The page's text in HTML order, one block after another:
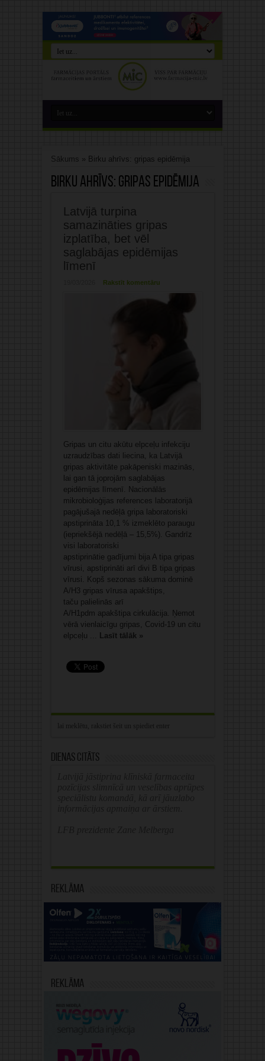
Sākums » Birku ahrīvs: gripas epidēmija
Birku ahrīvs: gripas epidēmija
Latvijā turpina
samazināties gripas
izplatība, bet vēl
saglabājas epidēmijas
līmenī
Rakstīt komentāru
Gripas un citu akūtu elpceļu infekciju
uzraudzības dati liecina, ka Latvijā
gripas aktivitāte pakāpeniski mazinās,
lai gan tā joprojām saglabājas
epidēmijas līmenī. Nacionālās
mikrobioloģijas references laboratorijā
pagājušajā nedēļā gripa laboratoriski
apstiprināta 10,1 % izmeklēto paraugu
(iepriekšējā nedēļā – 15,5%). Gandrīz
visi laboratoriski
apstiprinātie gadījumi bija A tipa gripas
vīrusi, apstiprināti arī divi B tipa gripas
vīrusi. Kopš sezonas sākuma dominē
A/H3 gripas vīrusa apakštips,
taču palielinās arī
A/H1pdm apakštipa cirkulācija. Ņemot
vērā vienlaicīgu gripas, Covid-19 un citu
elpceļu ... Lasīt tālāk »
Dienas citāts
Reklāma
Reklāma